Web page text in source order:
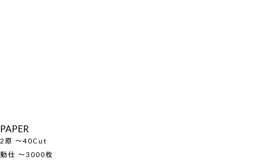
PAPER
2原 ～40Cut
動仕 ～3000枚